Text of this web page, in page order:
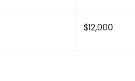
$12,000